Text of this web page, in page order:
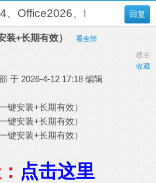
回复
、Office2026、DEA-Solver
装+长期有效） 看全部
楼主
收藏
于 2026-4-12 17:18 编辑
键安装+长期有效）
键安装+长期有效）
键安装+长期有效）
点击这里